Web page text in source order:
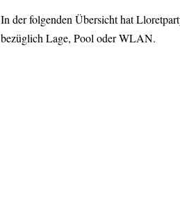
In der folgenden Übersicht hat
bezüglich Lage, Pool oder WLAN.